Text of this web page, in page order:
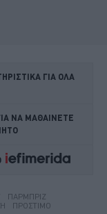
ΓΙΑ ΟΛΑ
ΝΑ ΜΑΘΑΙΝΕΤΕ
ΠΑΡΜΠΡΊΖ
ΠΡΌΣΤΙΜΟ